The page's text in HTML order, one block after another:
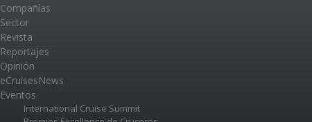
Compañías
Sector
Revista
Reportajes
Opinión
eCruisesNews
Eventos
International Cruise Summit